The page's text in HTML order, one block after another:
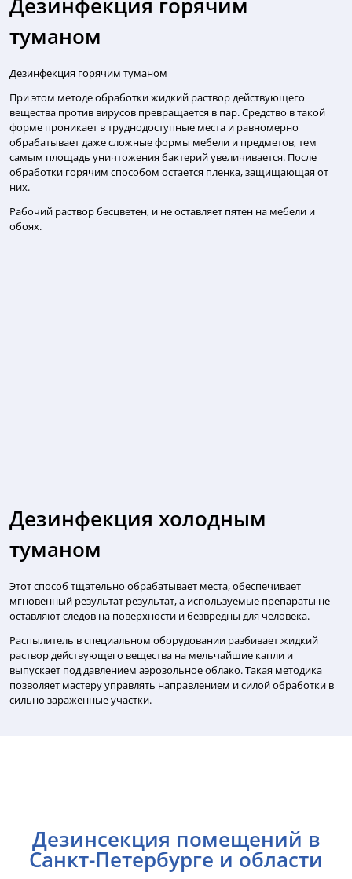
Дезинфекция горячим
туманом
Дезинфекция горячим туманом
При этом методе обработки жидкий раствор действующего
вещества против вирусов превращается в пар. Средство в такой
форме проникает в труднодоступные места и равномерно
обрабатывает даже сложные формы мебели и предметов, тем
самым площадь уничтожения бактерий увеличивается. После
обработки горячим способом остается пленка, защищающая от
них.
Рабочий раствор бесцветен, и не оставляет пятен на мебели и
обоях.
Дезинфекция холодным
туманом
Этот способ тщательно обрабатывает места, обеспечивает
мгновенный результат результат, а используемые препараты не
оставляют следов на поверхности и безвредны для человека.
Распылитель в специальном оборудовании разбивает жидкий
раствор действующего вещества на мельчайшие капли и
выпускает под давлением аэрозольное облако. Такая методика
позволяет мастеру управлять направлением и силой обработки в
сильно зараженные участки.
Дезинсекция помещений в
Санкт-Петербурге и области